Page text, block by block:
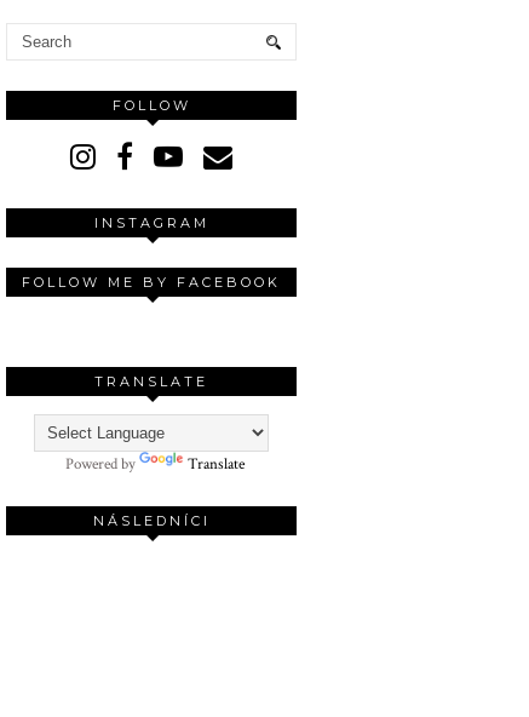
FOLLOW
INSTAGRAM
FOLLOW ME BY FACEBOOK
TRANSLATE
Powered by Translate
NÁSLEDNÍCI